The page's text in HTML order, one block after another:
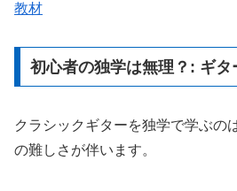
教材
初心者の独学は無理？: ギタ
クラシックギターを独学で学ぶの
の難しさが伴います。